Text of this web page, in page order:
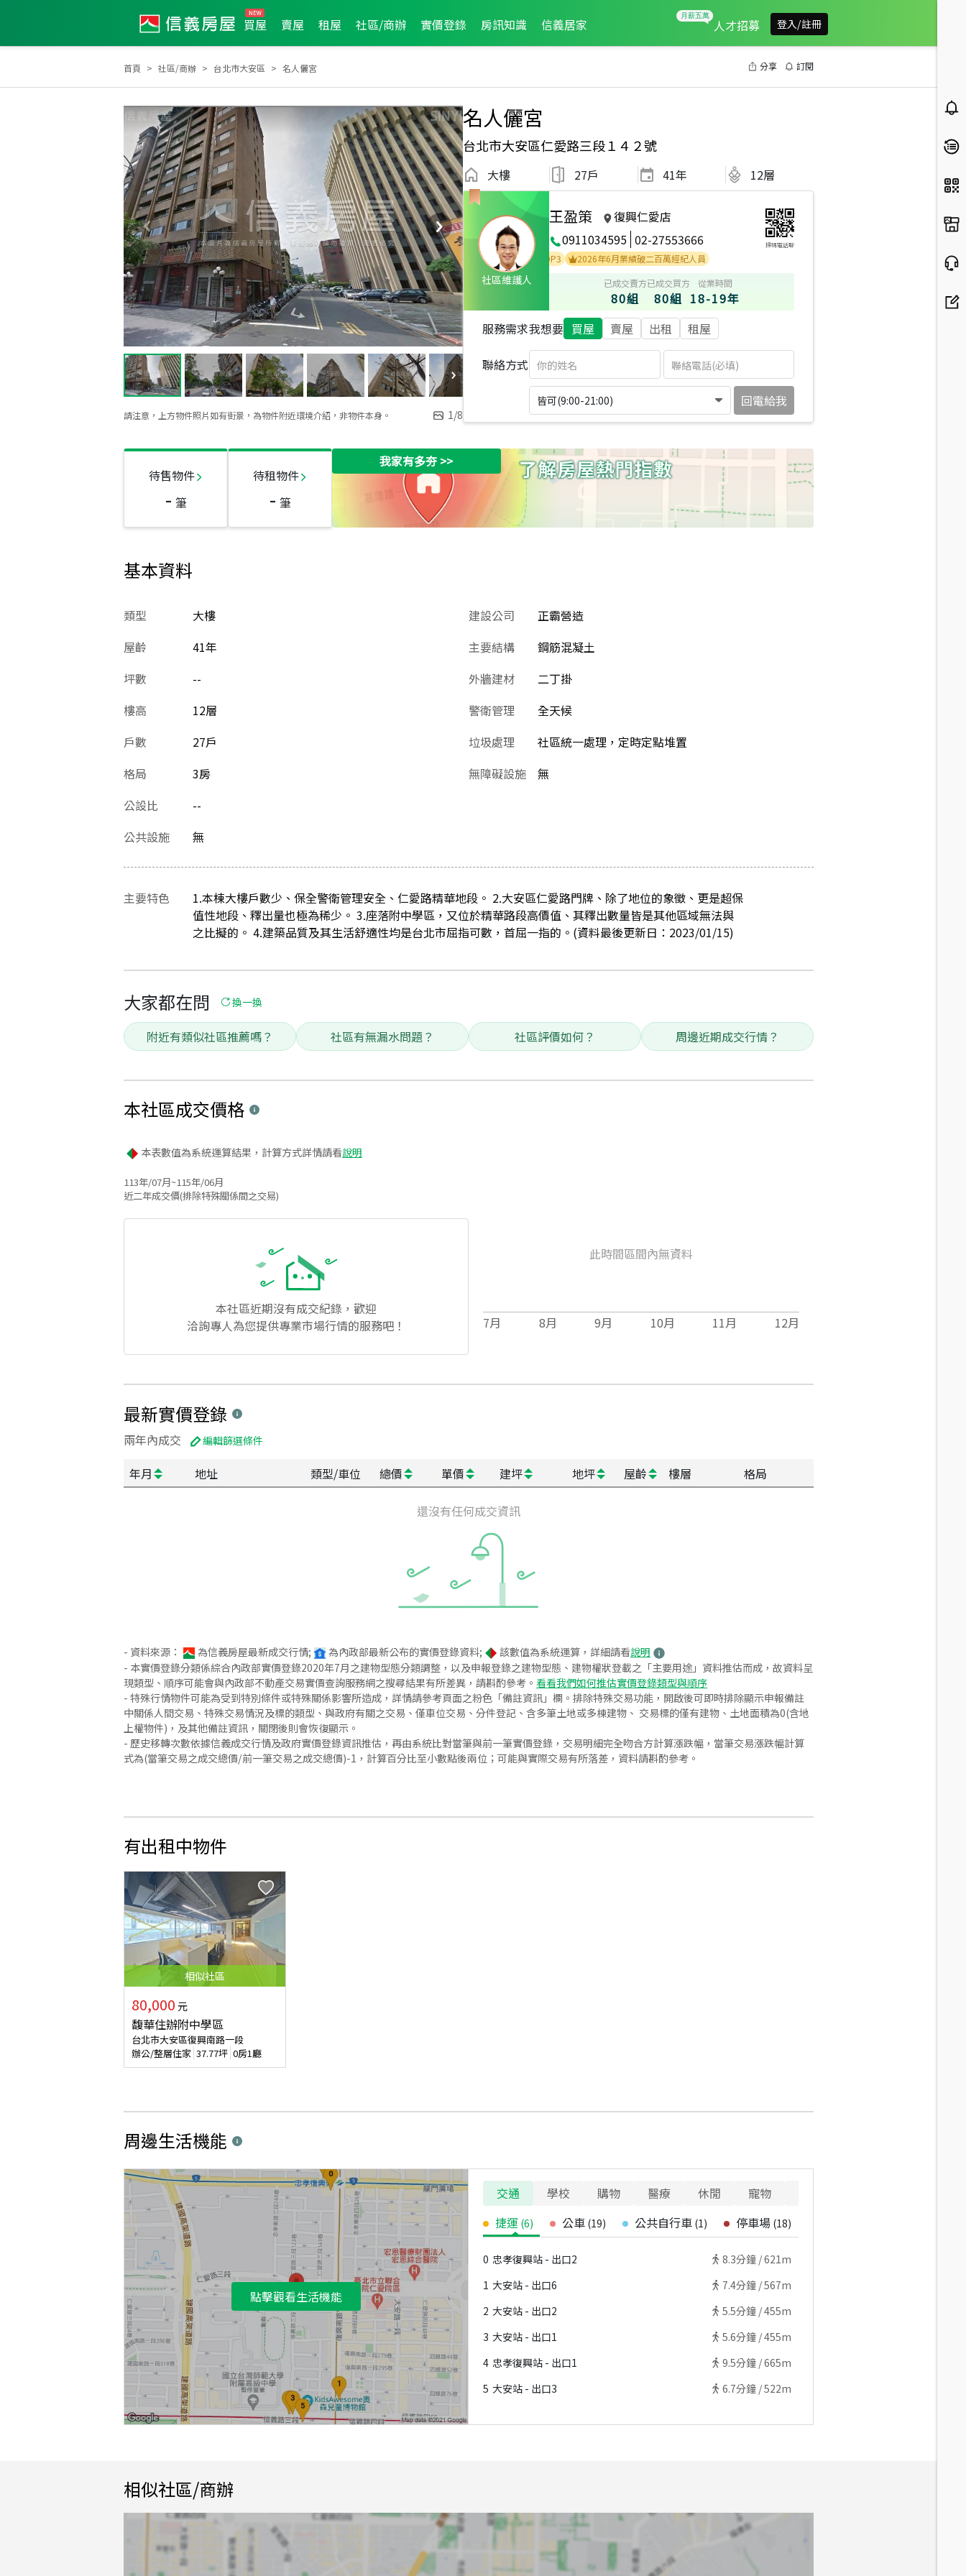
買屋 賣屋 租屋 社區/商辦 實價登錄 房訊知識 信義居家 人才招募 登入/註冊
首頁 社區/商辦 台北市大安區 名人儷宮 分享 訂閱
請注意，上方物件照片如有街景，為物件附近環境介紹，非物件本身。 1/8
名人儷宮
台北市大安區仁愛路三段１４２號
大樓 27戶 41年 12層
社區維護人
王盈策
復興仁愛店
0911034595 02-27553666 掃碼電話聊
2025年9月區業績TOP2 2026年3月區成件TOP2 2025年9月區成件TOP1 2024年2月區成件TOP3
2026年6月業績破二百萬經紀人員
已成交賣方
80組
已成交買方
80組
從業時間
18-19年
服務需求我想要 買屋 賣屋 出租 租屋
聯絡方式
皆可(9:00-21:00) 回電給我
待售物件
- 筆
待租物件
- 筆
我家有多夯>>
基本資料
類型
大樓
屋齡
41年
坪數
--
樓高
12層
戶數
27戶
格局
3房
公設比
--
建設公司
正霸營造
主要結構
鋼筋混凝土
外牆建材
二丁掛
警衛管理
全天候
垃圾處理
社區統一處理，定時定點堆置
無障礙設施
無
公共設施 無
主要特色
1.本棟大樓戶數少、保全警衛管理安全、仁愛路精華地段。 2.大安區仁愛路門牌、除了地位的象徵、更是超保
值性地段、釋出量也極為稀少。 3.座落附中學區，又位於精華路段高價值、其釋出數量皆是其他區域無法與
之比擬的。 4.建築品質及其生活舒適性均是台北市屈指可數，首屈一指的。(資料最後更新日：2023/01/15)
大家都在問 換一換
附近有類似社區推薦嗎？ 社區有無漏水問題？ 社區評價如何？ 周邊近期成交行情？
本社區成交價格
本表數值為系統運算結果，計算方式詳情請看說明
113年/07月~115年/06月
近二年成交價(排除特殊關係間之交易)
本社區近期沒有成交紀錄，歡迎
洽詢專人為您提供專業市場行情的服務吧！
此時間區間內無資料
7月 8月 9月 10月 11月 12月
最新實價登錄
兩年內成交 編輯篩選條件
年月 地址 類型/車位 總價 單價 建坪 地坪 屋齡 樓層 格局
還沒有任何成交資訊
- 資料來源： 為信義房屋最新成交行情; 為內政部最新公布的實價登錄資料; 該數值為系統運算，詳細請看說明
- 本實價登錄分類係綜合內政部實價登錄2020年7月之建物型態分類調整，以及申報登錄之建物型態、建物權狀登載之「主要用途」資料推估而成，故資料呈
現類型、順序可能會與內政部不動產交易實價查詢服務網之搜尋結果有所差異，請斟酌參考。 看看我們如何推估實價登錄類型與順序
- 特殊行情物件可能為受到特別條件或特殊關係影響所造成，詳情請參考頁面之粉色「備註資訊」欄。排除特殊交易功能，開啟後可即時排除顯示申報備註
中關係人間交易、特殊交易情況及標的類型、與政府有關之交易、僅車位交易、分件登記、含多筆土地或多棟建物、 交易標的僅有建物、土地面積為0(含地
上權物件)，及其他備註資訊，關閉後則會恢復顯示。
- 歷史移轉次數依據信義成交行情及政府實價登錄資訊推估，再由系統比對當筆與前一筆實價登錄，交易明細完全吻合方計算漲跌幅，當筆交易漲跌幅計算
式為(當筆交易之成交總價/前一筆交易之成交總價)-1，計算百分比至小數點後兩位；可能與實際交易有所落差，資料請斟酌參考。
有出租中物件
相似社區
80,000 元
馥華住辦附中學區
台北市大安區復興南路一段
辦公/整層住家 37.77坪 0房1廳
周邊生活機能
點擊觀看生活機能
交通 學校 購物 醫療 休閒 寵物
捷運 (6) 公車 (19) 公共自行車 (1) 停車場 (18)
0 忠孝復興站 - 出口2 8.3分鐘 /621m
1 大安站 - 出口6 7.4分鐘 /567m
2 大安站 - 出口2 5.5分鐘 /455m
3 大安站 - 出口1 5.6分鐘 /455m
4 忠孝復興站 - 出口1 9.5分鐘 /665m
5 大安站 - 出口3 6.7分鐘 /522m
相似社區/商辦